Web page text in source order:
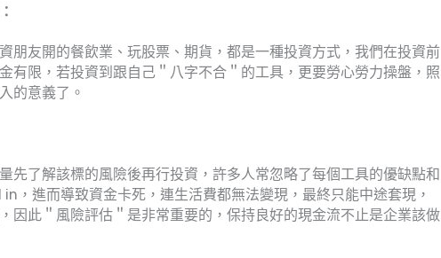
朋友開的餐飲業、玩股票、期貨，都是一種投資方式，我們在投資前
有限，若投資到跟自己＂八字不合＂的工具，更要勞心勞力操盤，照
的意義了。
先了解該標的風險後再行投資，許多人常忽略了每個工具的優缺點和
，進而導致資金卡死，連生活費都無法變現，最終只能中途套現，
因此＂風險評估＂是非常重要的，保持良好的現金流不止是企業該做